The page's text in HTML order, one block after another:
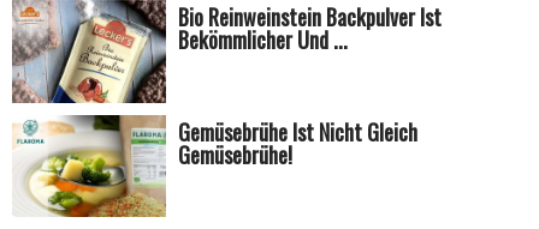
Bio Reinweinstein Backpulver Ist
Bekömmlicher Und ...
Gemüsebrühe Ist Nicht Gleich
Gemüsebrühe!